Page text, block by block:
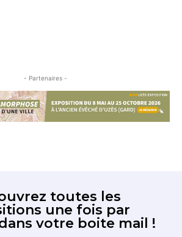
- Partenaires -
toutes les
une fois par
votre boite mail !